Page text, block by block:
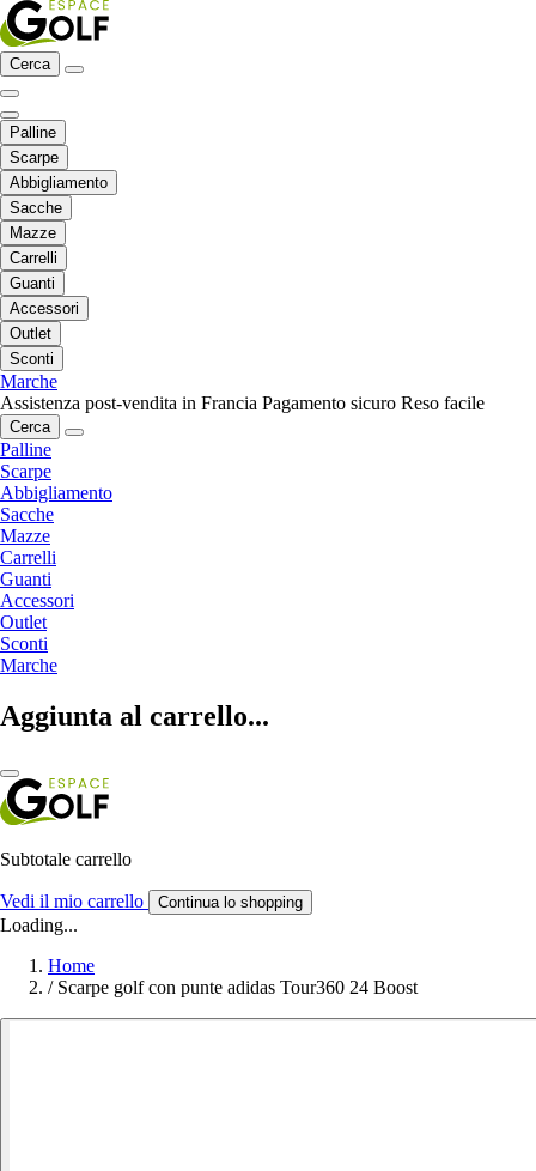
Cerca
Palline
Scarpe
Abbigliamento
Sacche
Mazze
Carrelli
Guanti
Accessori
Outlet
Sconti
Marche
Assistenza post-vendita in Francia Pagamento sicuro Reso facile
Cerca
Palline
Scarpe
Abbigliamento
Sacche
Mazze
Carrelli
Guanti
Accessori
Outlet
Sconti
Marche
Aggiunta al carrello...
Subtotale carrello
Vedi il mio carrello Continua lo shopping
Loading...
Home
/ Scarpe golf con punte adidas Tour360 24 Boost